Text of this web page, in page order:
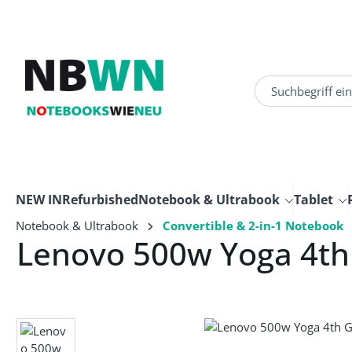
NEW INRefurbishedNotebook & Ultrabook Tablet
Notebook & Ultrabook Convertible & 2-in-1 Notebook
Lenovo 500w Yoga
Bildergalerie überspringen